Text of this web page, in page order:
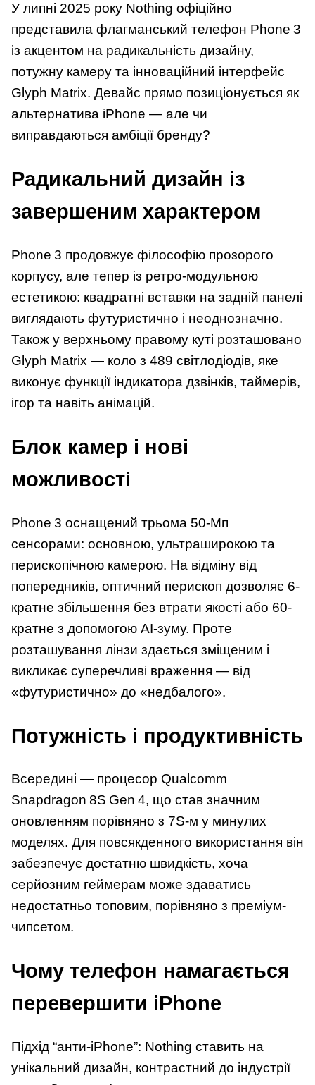
У липні 2025 року Nothing офіційно
представила флагманський телефон Phone 3
із акцентом на радикальність дизайну,
потужну камеру та інноваційний інтерфейс
Glyph Matrix. Девайс прямо позиціонується як
альтернатива iPhone — але чи
виправдаються амбіції бренду?
Радикальний дизайн із
завершеним характером
Phone 3 продовжує філософію прозорого
корпусу, але тепер із ретро‑модульною
естетикою: квадратні вставки на задній панелі
виглядають футуристично і неоднозначно.
Також у верхньому правому куті розташовано
Glyph Matrix — коло з 489 світлодіодів, яке
виконує функції індикатора дзвінків, таймерів,
ігор та навіть анімацій.
Блок камер і нові
можливості
Phone 3 оснащений трьома 50-Мп
сенсорами: основною, ультраширокою та
перископічною камерою. На відміну від
попередників, оптичний перископ дозволяє 6-
кратне збільшення без втрати якості або 60-
кратне з допомогою AI-зуму. Проте
розташування лінзи здається зміщеним і
викликає суперечливі враження — від
«футуристично» до «недбалого».
Потужність і продуктивність
Всередині — процесор Qualcomm
Snapdragon 8S Gen 4, що став значним
оновленням порівняно з 7S‑м у минулих
моделях. Для повсякденного використання він
забезпечує достатню швидкість, хоча
серйозним геймерам може здаватись
недостатньо топовим, порівняно з преміум-
чипсетом.
Чому телефон намагається
перевершити iPhone
Підхід “анти-iPhone”: Nothing ставить на
унікальний дизайн, контрастний до індустрії